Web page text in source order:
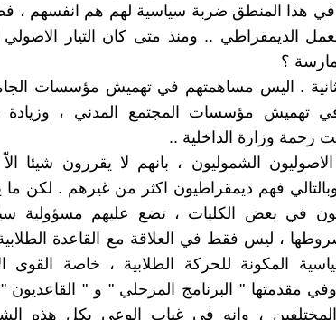
هذا المنطق ضربة سياسية لهم هم انفسهم ،
الديمقراطي .. ومنذ متى كان التيار
؟
. اليس مساهمتهم في تهميش مؤسسات
تهميش مؤسسات المجتمع المدني ، وزيادة
رحمة وزارة الداخلية ..
الشموليون ، بانهم لا يقررون شيئا الاّ
وبالتالي فهم ديمقراطيون اكثر من غيرهم . لكن ما
في بعض الكليات ، تضع عليهم مسؤولية
، ليس فقط في العلاقة مع القاعدة
المكونة للحركة الطلابية ، خاصة القوى
وفي مقدمتها " البرنامج المرحلي " و " القاعديون
المختلفين ، وانه في غياب الوعي بكل هذه